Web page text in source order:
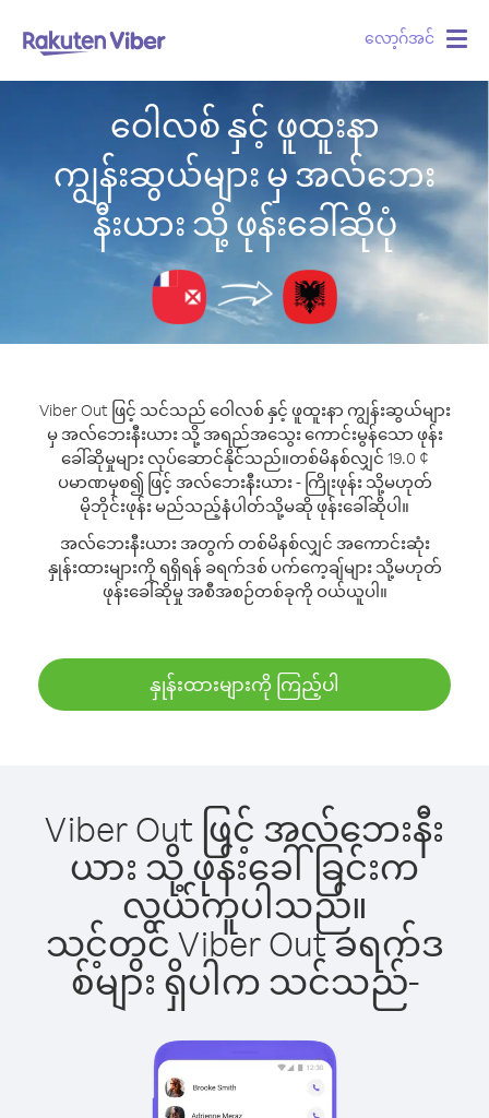
လော့ဂ်အင်
ဝေါလစ် နှင့် ဖူထူးနာ
ကျွန်းဆွယ်များ မှ အလ်ဘေး
နီးယား သို့ ဖုန်းခေါ်ဆိုပုံ
Viber Out ဖြင့် သင်သည် ဝေါလစ် နှင့် ဖူထူးနာ ကျွန်းဆွယ်များ
မှ အလ်ဘေးနီးယား သို့ အရည်အသွေး ကောင်းမွန်သော ဖုန်း
ခေါ်ဆိုမှုများ လုပ်ဆောင်နိုင်သည်။တစ်မိနစ်လျှင် 19.0 ¢
ပမာဏမှစ၍ ဖြင့် အလ်ဘေးနီးယား - ကြိုးဖုန်း သို့မဟုတ်
မိုဘိုင်းဖုန်း မည်သည့်နံပါတ်သို့မဆို ဖုန်းခေါ်ဆိုပါ။
အလ်ဘေးနီးယား အတွက် တစ်မိနစ်လျှင် အကောင်းဆုံး
နှုန်းထားများကို ရရှိရန် ခရက်ဒစ် ပက်ကေ့ချ်များ သို့မဟုတ်
ဖုန်းခေါ်ဆိုမှု အစီအစဉ်တစ်ခုကို ဝယ်ယူပါ။
နှုန်းထားများကို ကြည့်ပါ
Viber Out ဖြင့် အလ်ဘေးနီး
ယား သို့ ဖုန်းခေါ်ခြင်းက
လွယ်ကူပါသည်။
သင့်တွင် Viber Out ခရက်ဒ
စ်များ ရှိပါက သင်သည်-